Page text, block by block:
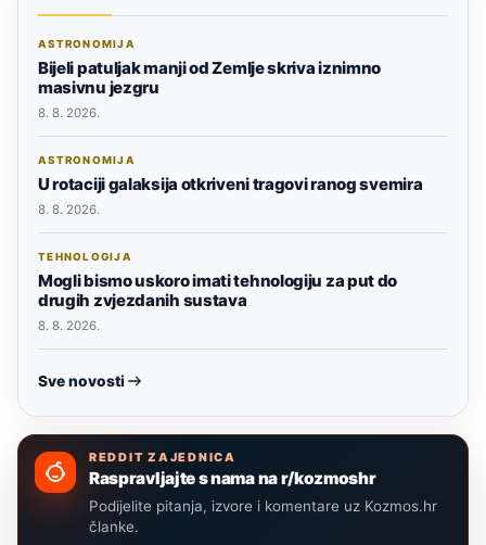
ASTRONOMIJA
Bijeli patuljak manji od Zemlje skriva iznimno
masivnu jezgru
8. 8. 2026.
ASTRONOMIJA
U rotaciji galaksija otkriveni tragovi ranog svemira
8. 8. 2026.
TEHNOLOGIJA
Mogli bismo uskoro imati tehnologiju za put do
drugih zvjezdanih sustava
8. 8. 2026.
Sve novosti
REDDIT ZAJEDNICA
Raspravljajte s nama na r/kozmoshr
Podijelite pitanja, izvore i komentare uz Kozmos.hr
članke.